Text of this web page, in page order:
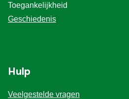
Toegankelijkheid
Geschiedenis
Hulp
Veelgestelde vragen